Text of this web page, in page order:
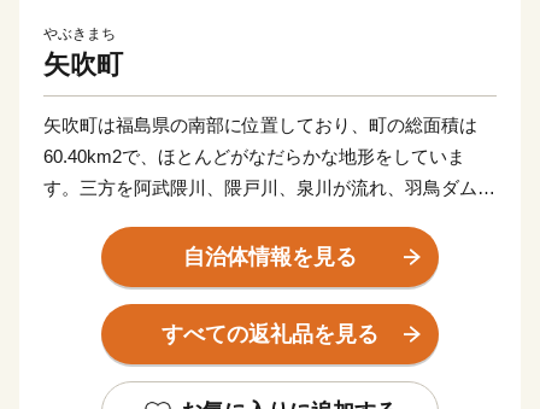
やぶきまち
矢吹町
矢吹町は福島県の南部に位置しており、町の総面積は
60.40km2で、ほとんどがなだらかな地形をしていま
す。三方を阿武隈川、隈戸川、泉川が流れ、羽鳥ダムの
古くから交通の便に恵まれ、奥州道中の宿場として栄
え、現在も東北自動車道をはじめ、国道4号、4本の主要
地方道が交差するなど、南東北の玄関口として重要な役
自治体情報を見る
すべての返礼品を見る